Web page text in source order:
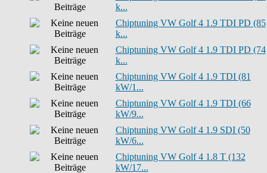
k...
Chiptuning VW Golf 4 1.9 TDI PD (85
k...
Chiptuning VW Golf 4 1.9 TDI PD (74
k...
Chiptuning VW Golf 4 1.9 TDI (81
kW/1...
Chiptuning VW Golf 4 1.9 TDI (66
kW/9...
Chiptuning VW Golf 4 1.9 SDI (50
kW/6...
Chiptuning VW Golf 4 1.8 T (132
kW/17...